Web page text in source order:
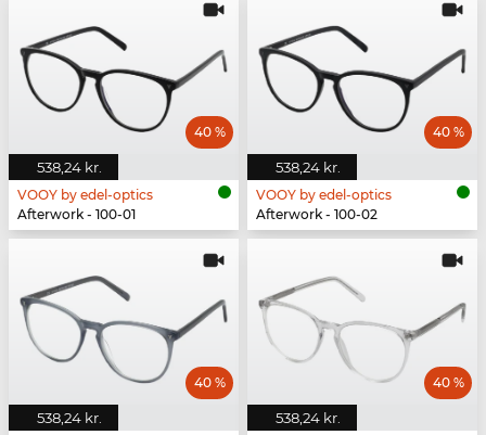
538,24 kr.
40 %
VOOY by edel-optics
Afterwork - 100-01
538,24 kr.
40 %
VOOY by edel-optics
Afterwork - 100-02
538,24 kr.
40 %
538,24 kr.
40 %